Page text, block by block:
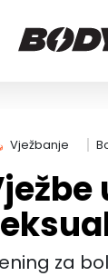
Vježbanje
za